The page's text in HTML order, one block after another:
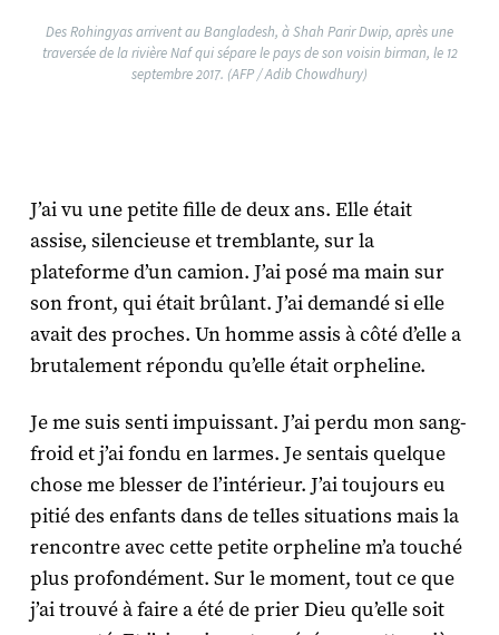
Des Rohingyas arrivent au Bangladesh, à Shah Parir Dwip, après une
traversée de la rivière Naf qui sépare le pays de son voisin birman, le 12
septembre 2017. (AFP / Adib Chowdhury)
J’ai vu une petite fille de deux ans. Elle était
assise, silencieuse et tremblante, sur la
plateforme d’un camion. J’ai posé ma main sur
son front, qui était brûlant. J’ai demandé si elle
avait des proches. Un homme assis à côté d’elle a
brutalement répondu qu’elle était orpheline.
Je me suis senti impuissant. J’ai perdu mon sang-
froid et j’ai fondu en larmes. Je sentais quelque
chose me blesser de l’intérieur. J’ai toujours eu
pitié des enfants dans de telles situations mais la
rencontre avec cette petite orpheline m’a touché
plus profondément. Sur le moment, tout ce que
j’ai trouvé à faire a été de prier Dieu qu’elle soit